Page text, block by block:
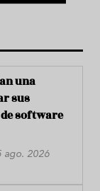
una
sus
software
ago. 2026